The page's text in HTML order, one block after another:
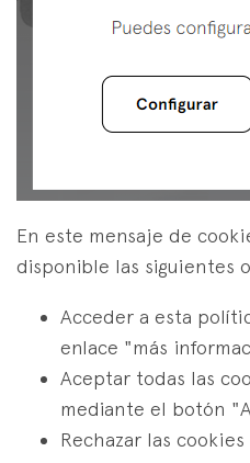
En este mensaje de
disponible las siguientes
Acceder a esta
enlace "más
Aceptar todas las
mediante el botón
Rechazar las